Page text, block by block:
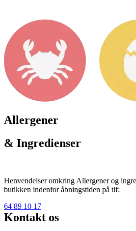
Allergener
& Ingredienser
Henvendelser omkring Allergener og
butikken indenfor åbningstiden på tlf:
64 89 10 17
Kontakt os